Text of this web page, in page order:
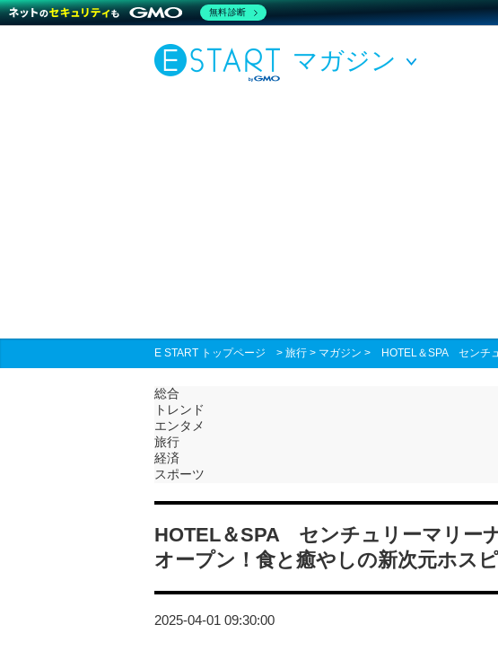
マガジン
E START トップページ > 旅行 > マガジン > HOTEL＆SPA センチ
総合
トレンド
エンタメ
旅行
経済
スポーツ
HOTEL＆SPA センチュリーマリー
オープン！食と癒やしの新次元ホス
2025-04-01 09:30:00
無料診断